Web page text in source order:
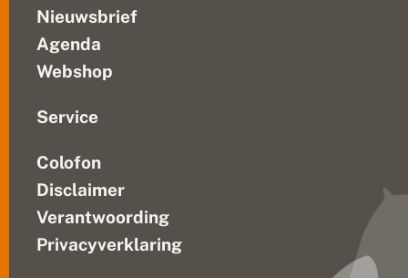
Nieuwsbrief
Agenda
Webshop
Service
Colofon
Disclaimer
Verantwoording
Privacyverklaring